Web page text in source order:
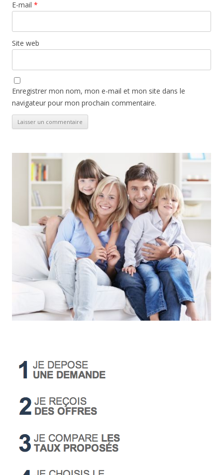
E-mail *
Site web
Enregistrer mon nom, mon e-mail et mon site dans le
navigateur pour mon prochain commentaire.